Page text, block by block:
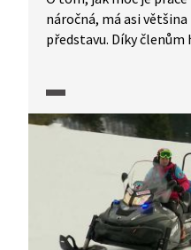
náročná, má asi
představu. Díky členům
nám umožní zhlédnout
potřebují mít vynikající
se často věnují i ve
sportům, někdy i na
například sbírá
zvané hasičský
Challenge.